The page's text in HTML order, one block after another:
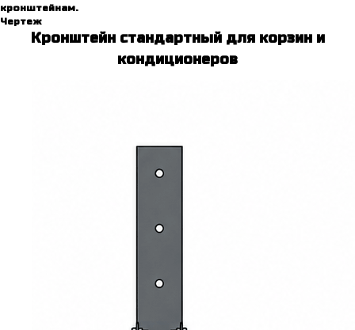
кронштейнам.
Чертeж
Кронштейн стандартный для корзин и
кондиционеров